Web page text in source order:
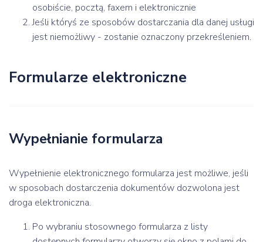
osobiście, pocztą, faxem i elektronicznie
Jeśli któryś ze sposobów dostarczania dla danej usługi
jest niemożliwy - zostanie oznaczony przekreśleniem.
Formularze elektroniczne
Wypełnianie formularza
Wypełnienie elektronicznego formularza jest możliwe, jeśli
w sposobach dostarczenia dokumentów dozwolona jest
droga elektroniczna.
Po wybraniu stosownego formularza z listy